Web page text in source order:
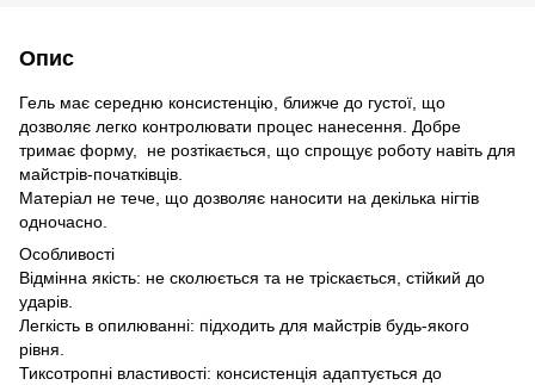
Опис
Гель має середню консистенцію, ближче до густої, що
дозволяє легко контролювати процес нанесення. Добре
тримає форму, не розтікається, що спрощує роботу навіть для
майстрів-початківців.
Матеріал не тече, що дозволяє наносити на декілька нігтів
одночасно.
Особливості
Відмінна якість: не сколюється та не тріскається, стійкий до
ударів.
Легкість в опилюванні: підходить для майстрів будь-якого
рівня.
Тиксотропні властивості: консистенція адаптується до